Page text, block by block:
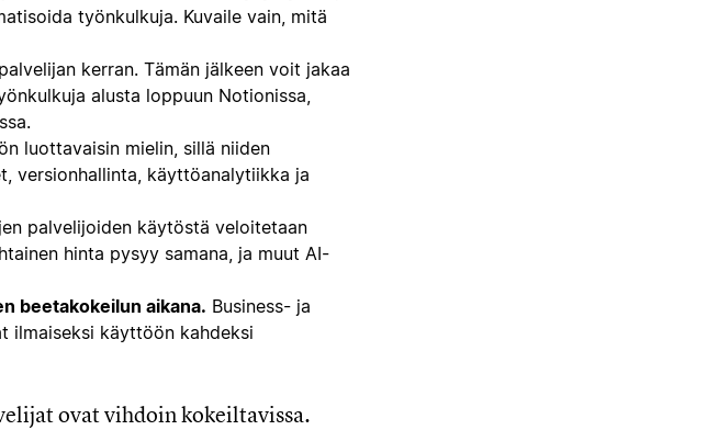
työnkulkuja. Kuvaile vain, mitä
kerran. Tämän jälkeen voit jakaa
alusta loppuun Notionissa,
luottavaisin mielin, sillä niiden
versionhallinta, käyttöanalytiikka ja
palvelijoiden käytöstä veloitetaan
hinta pysyy samana, ja muut AI-
beetakokeilun aikana. Business- ja
ilmaiseksi käyttöön kahdeksi
ovat vihdoin kokeiltavissa.